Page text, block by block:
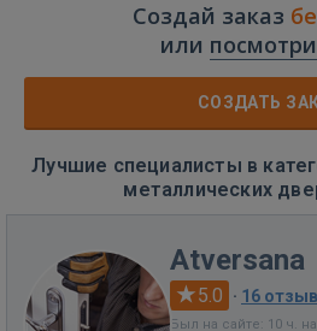
Создай заказ
или
СОЗДАТЬ
Лучшие специалисты в
металлических
Atversana
5.0 · 16
Был на сайте: 10 ч.